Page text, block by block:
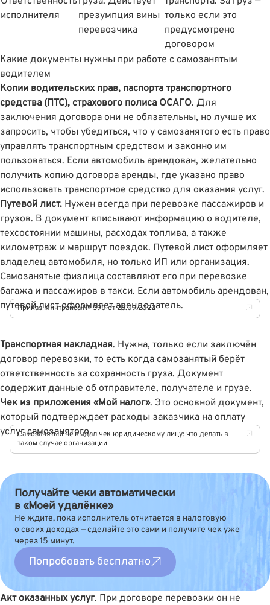
исполнителя
презумпция вины
перевозчика
только если это
предусмотрено
договором
Какие документы нужны при работе с самозанятым
водителем
Копии водительских прав, паспорта транспортного
средства (ПТС), страхового полиса ОСАГО. Для
заключения договора они не обязательны, но лучше их
запросить, чтобы убедиться, что у самозанятого есть право
управлять транспортным средством и законно им
пользоваться. Если автомобиль арендован, желательно
получить копию договора аренды, где указано право
использовать транспортное средство для оказания услуг.
Путевой лист. Нужен всегда при перевозке пассажиров и
грузов. В документ вписывают информацию о водителе,
техсостоянии машины, расходах топлива, а также
километраж и маршрут поездок. Путевой лист оформляет
владелец автомобиля, но только ИП или организация.
Самозанятые физлица составляют его при перевозке
багажа и пассажиров в такси. Если автомобиль арендован,
путевой лист оформляет арендодатель.
Приказ Минтранса № 390 от 28.09.2022
Транспортная накладная. Нужна, только если заключён
договор перевозки, то есть когда самозанятый берёт
ответственность за сохранность груза. Документ
содержит данные об отправителе, получателе и грузе.
Чек из приложения «Мой налог». Это основной документ,
который подтверждает расходы заказчика на оплату
услуг самозанятого.
Самозанятый не выдал чек юридическому лицу: что делать в
таком случае организации
Получайте чеки автоматически
в «Моей удалёнке»
Не ждите, пока исполнитель отчитается в налоговую
о своих доходах — сделайте это сами и получите чек уже
через 15 минут.
Попробовать бесплатно
Акт оказанных услуг. При договоре перевозки он не